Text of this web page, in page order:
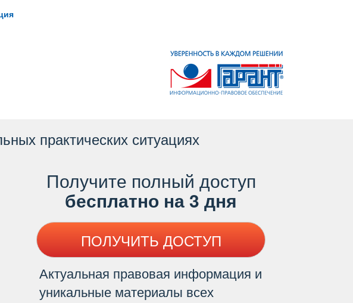
практических ситуациях
Получите полный доступ
есплатно на 3 дня
ПОЛУЧИТЬ ДОСТУП
Актуальная правовая информация и
уникальные материалы всех